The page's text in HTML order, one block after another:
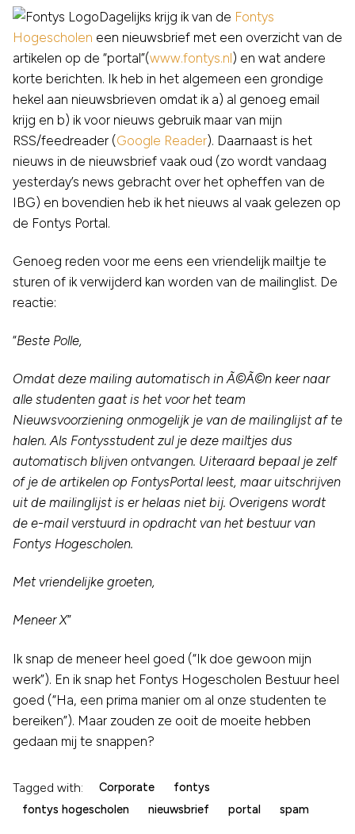
Dagelijks krijg ik van de Fontys
Hogescholen een nieuwsbrief met een overzicht van de
artikelen op de “portal”(www.fontys.nl) en wat andere
korte berichten. Ik heb in het algemeen een grondige
hekel aan nieuwsbrieven omdat ik a) al genoeg email
krijg en b) ik voor nieuws gebruik maar van mijn
RSS/feedreader (Google Reader). Daarnaast is het
nieuws in de nieuwsbrief vaak oud (zo wordt vandaag
yesterday’s news gebracht over het opheffen van de
IBG) en bovendien heb ik het nieuws al vaak gelezen op
de Fontys Portal.
Genoeg reden voor me eens een vriendelijk mailtje te
sturen of ik verwijderd kan worden van de mailinglist. De
reactie:
“Beste Polle,
Omdat deze mailing automatisch in Ã©Ã©n keer naar
alle studenten gaat is het voor het team
Nieuwsvoorziening onmogelijk je van de mailinglijst af te
halen. Als Fontysstudent zul je deze mailtjes dus
automatisch blijven ontvangen. Uiteraard bepaal je zelf
of je de artikelen op FontysPortal leest, maar uitschrijven
uit de mailinglijst is er helaas niet bij. Overigens wordt
de e-mail verstuurd in opdracht van het bestuur van
Fontys Hogescholen.
Met vriendelijke groeten,
Meneer X”
Ik snap de meneer heel goed (“Ik doe gewoon mijn
werk”). En ik snap het Fontys Hogescholen Bestuur heel
goed (“Ha, een prima manier om al onze studenten te
bereiken”). Maar zouden ze ooit de moeite hebben
gedaan mij te snappen?
Tagged with: Corporate
fontys
fontys hogescholen
nieuwsbrief portal spam